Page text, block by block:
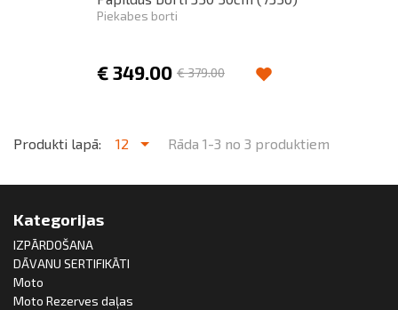
Piekabes borti
€ 349.00 €379.00
Produkti lapā: 12 Rāda 1-3 no 3 produktiem
Kategorijas
IZPĀRDOŠANA
DĀVANU SERTIFIKĀTI
Moto
Moto Rezerves daļas